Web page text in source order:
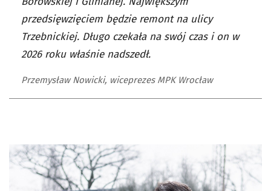
przedsięwzięciem będzie remont na ulicy
Trzebnickiej. Długo czekała na swój czas i on w
2026 roku właśnie nadszedł.
Przemysław Nowicki, wiceprezes MPK Wrocław